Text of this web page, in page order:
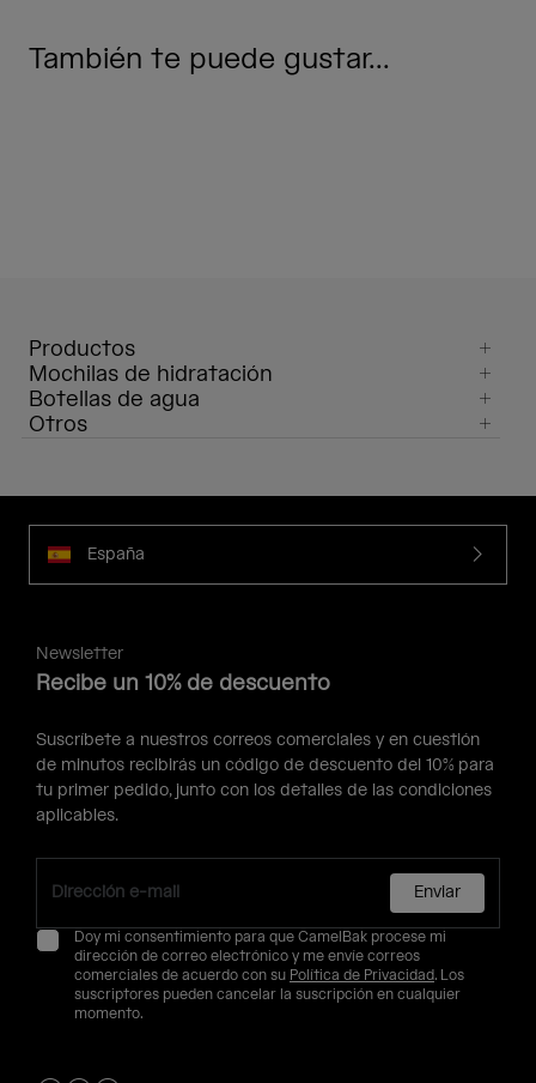
También te puede gustar...
Productos
Mochilas de hidratación
Botellas de agua
Otros
España
Newsletter
Recibe un 10% de descuento
Suscríbete a nuestros correos comerciales y en cuestión
de minutos recibirás un código de descuento del 10% para
tu primer pedido, junto con los detalles de las condiciones
aplicables.
Enviar
Doy mi consentimiento para que CamelBak procese mi
dirección de correo electrónico y me envíe correos
comerciales de acuerdo con su Política de Privacidad. Los
suscriptores pueden cancelar la suscripción en cualquier
momento.